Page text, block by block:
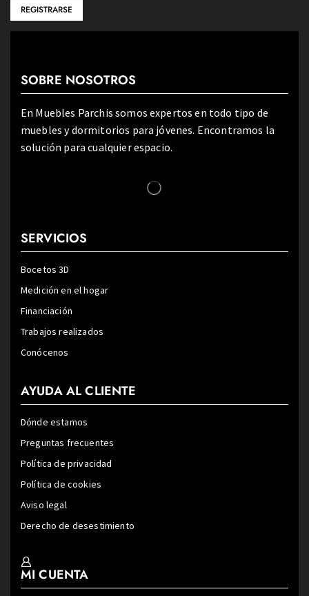
SOBRE NOSOTROS
En Muebles Parchis somos expertos en todo tipo de
muebles y dormitorios para jóvenes. Encontramos la
solución para cualquier espacio.
SERVICIOS
Bocetos 3D
Medición en el hogar
Financiación
Trabajos realizados
Conócenos
AYUDA AL CLIENTE
Dónde estamos
Preguntas frecuentes
Política de privacidad
Política de cookies
Aviso legal
Derecho de desestimiento
MI CUENTA